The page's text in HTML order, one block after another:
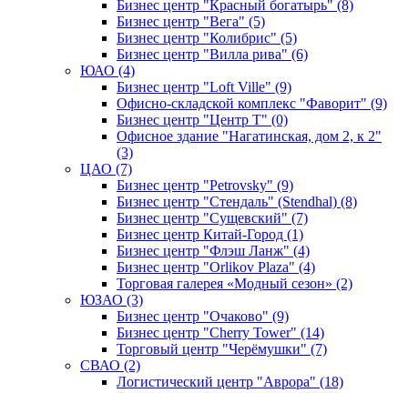
Бизнес центр "Красный богатырь" (8)
Бизнес центр "Вега" (5)
Бизнес центр "Колибрис" (5)
Бизнес центр "Вилла рива" (6)
ЮАО (4)
Бизнес центр "Loft Ville" (9)
Офисно-складской комплекс "Фаворит" (9)
Бизнес центр "Центр Т" (0)
Офисное здание "Нагатинская, дом 2, к 2"
(3)
ЦАО (7)
Бизнес центр "Petrovsky" (9)
Бизнес центр "Стендаль" (Stendhal) (8)
Бизнес центр "Сущевский" (7)
Бизнес центр Китай-Город (1)
Бизнес центр "Флэш Ланж" (4)
Бизнес центр "Orlikov Plaza" (4)
Торговая галерея «Модный сезон» (2)
ЮЗАО (3)
Бизнес центр "Очаково" (9)
Бизнес центр "Cherry Tower" (14)
Торговый центр "Черёмушки" (7)
СВАО (2)
Логистический центр "Аврора" (18)